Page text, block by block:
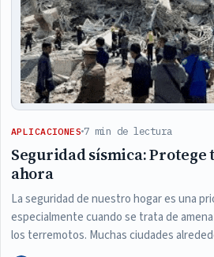
APLICACIONES 7 min de lectura
Seguridad sísmica: Protege
ahora
La seguridad de nuestro hogar es una
especialmente cuando se trata de
los terremotos. Muchas ciudades